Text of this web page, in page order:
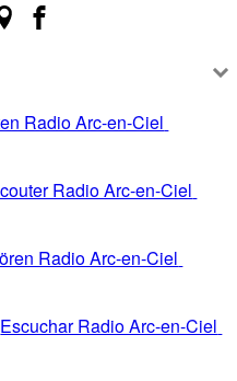
Radio Arc-en-Ciel
Radio Arc-en-Ciel
Radio Arc-en-Ciel
Escuchar Radio Arc-en-Ciel